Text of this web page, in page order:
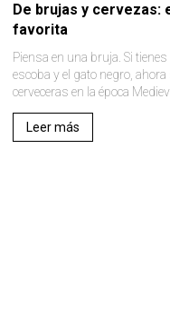
De brujas y cervezas:
favorita
Piensa en una bruja. Si
escoba y el gato negro,
cerveceras en la época
Leer más